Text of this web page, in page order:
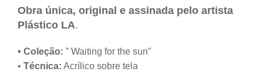
Obra única, original e assinada pelo artista
Plástico LA.
• Coleção: ” Waiting for the sun”
• Técnica: Acrílico sobre tela